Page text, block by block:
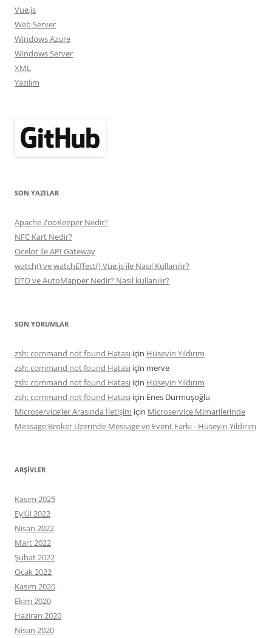
Vue.js
Web Server
Windows Azure
Windows Server
XML
Yazılım
SON YAZILAR
Apache ZooKeeper Nedir?
NFC Kart Nedir?
Ocelot ile API Gateway
watch() ve watchEffect() Vue.js ile Nasıl Kullanılır?
DTO ve AutoMapper Nedir? Nasıl kullanılır?
SON YORUMLAR
zsh: command not found Hatası için Hüseyin Yıldırım
zsh: command not found Hatası için merve
zsh: command not found Hatası için Hüseyin Yıldırım
zsh: command not found Hatası için Enes Durmuşoğlu
Microservice’ler Arasında İletişim için Microservice Mimarilerinde
Message Broker Üzerinde Message ve Event Farkı - Hüseyin Yıldırım
ARŞIVLER
Kasım 2025
Eylül 2022
Nisan 2022
Mart 2022
Şubat 2022
Ocak 2022
Kasım 2020
Ekim 2020
Haziran 2020
Nisan 2020